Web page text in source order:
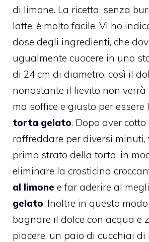
di limone. La ricetta, senza
latte, è molto facile. Vi ho
dose degli ingredienti, che
ugualmente cuocere in uno
di 24 cm di diametro, così il
nonostante il lievito non
ma soffice e giusto per essere
torta gelato. Dopo aver
raffreddare per diversi
primo strato della torta, in
eliminare la crosticina
al limone e far aderire al
gelato. Inoltre in questo
bagnare il dolce con acqua e
piacere, un paio di cucchiai di